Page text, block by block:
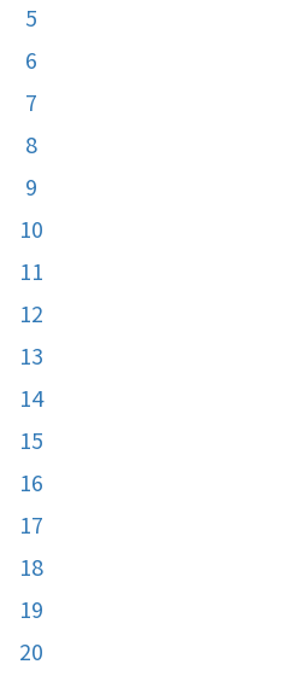
5
6
7
8
9
10
11
12
13
14
15
16
17
18
19
20